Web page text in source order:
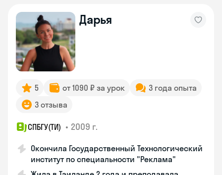
Дарья
5 от 1090 ₽ за урок
3 года опыта
3 отзыва
СПБГУ(ТИ) • 2009 г.
Окончила Государственный Технологический
институт по специальности "Реклама"